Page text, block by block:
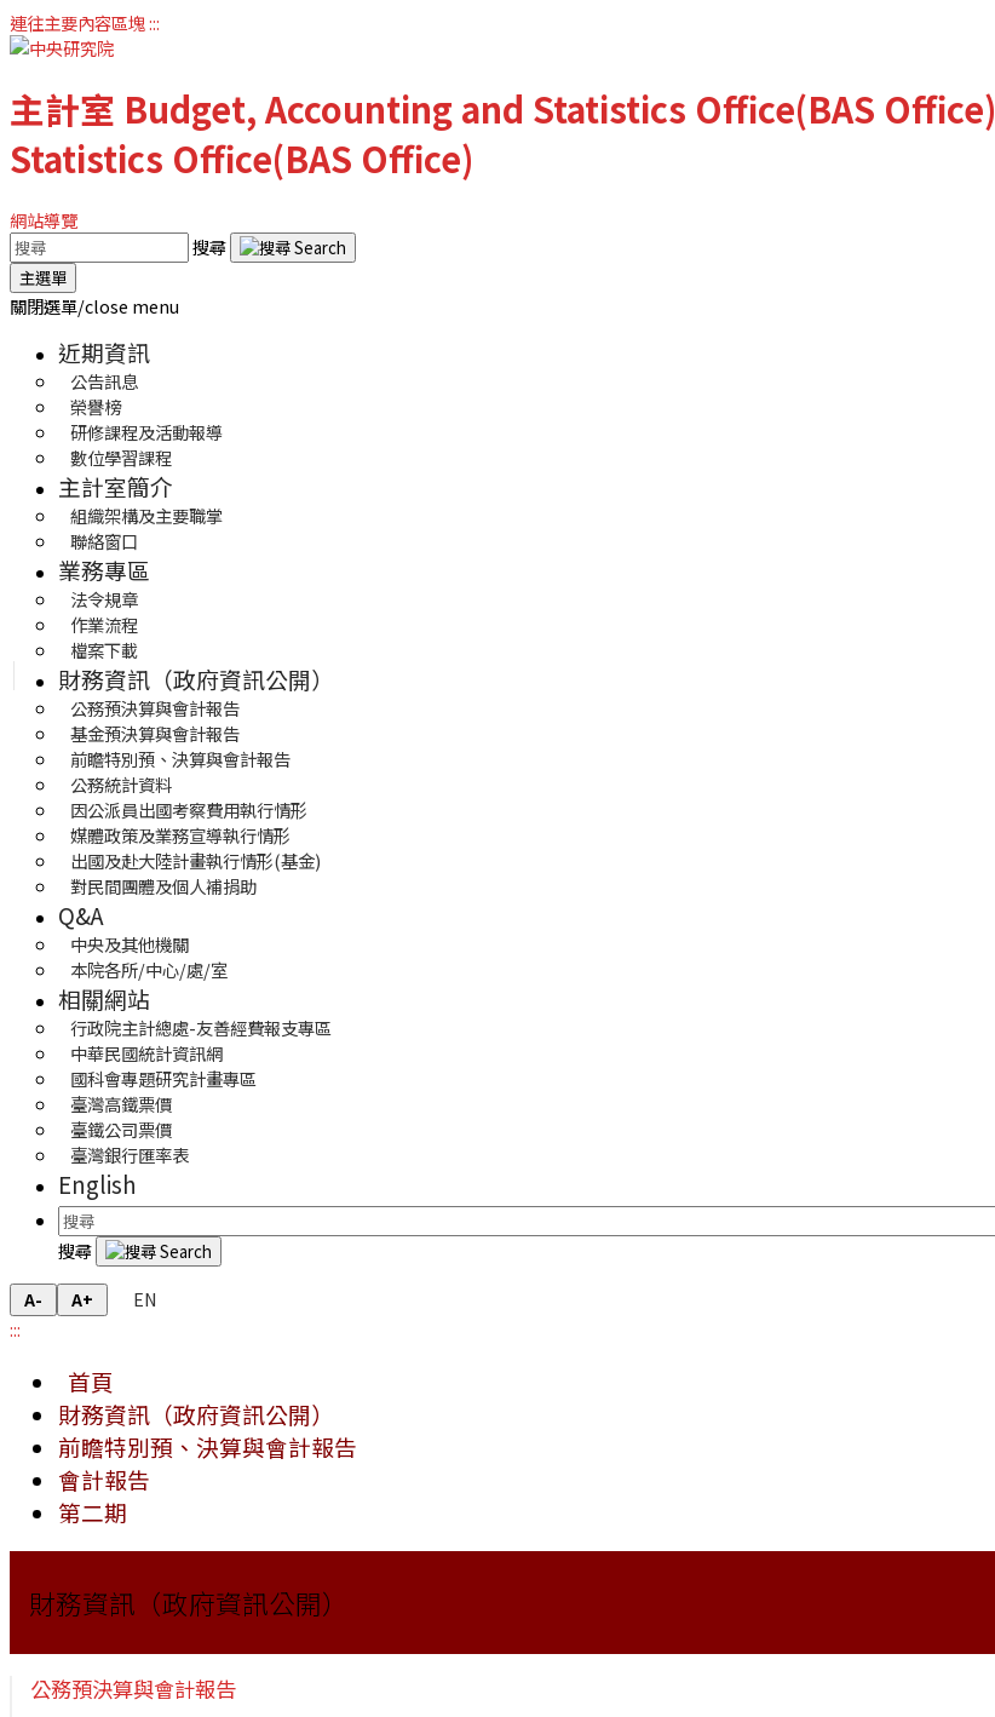
連往主要內容區塊:::
主計室 Budget, Accounting and Statistics Office(BAS Office)
Statistics Office(BAS Office)
網站導覽
搜尋
主選單
關閉選單/close menu
近期資訊
公告訊息
榮譽榜
研修課程及活動報導
數位學習課程
主計室簡介
組織架構及主要職掌
聯絡窗口
業務專區
法令規章
作業流程
檔案下載
財務資訊（政府資訊公開）
公務預決算與會計報告
基金預決算與會計報告
前瞻特別預、決算與會計報告
公務統計資料
因公派員出國考察費用執行情形
媒體政策及業務宣導執行情形
出國及赴大陸計畫執行情形(基金)
對民間團體及個人補捐助
Q&A
中央及其他機關
本院各所/中心/處/室
相關網站
行政院主計總處-友善經費報支專區
中華民國統計資訊網
國科會專題研究計畫專區
臺灣高鐵票價
臺鐵公司票價
臺灣銀行匯率表
English
搜尋
A- A+
EN
:::
首頁
財務資訊（政府資訊公開）
前瞻特別預、決算與會計報告
會計報告
第二期
財務資訊（政府資訊公開）
公務預決算與會計報告